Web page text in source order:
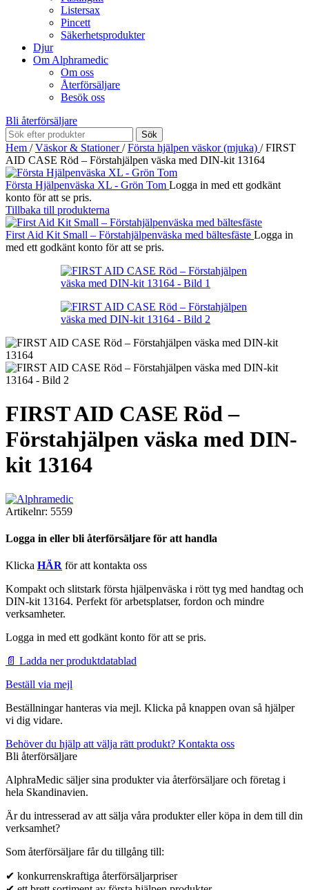
Listersax
Pincett
Säkerhetsprodukter
Djur
Om Alphramedic
Om oss
Återförsäljare
Besök oss
Bli återförsäljare
Sök
Hem / Väskor & Stationer/ Första hjälpen väskor (mjuka) / FIRST
AID CASE Röd – Förstahjälpen väska med DIN-kit 13164
Första Hjälpenväska XL - Grön Tom Logga in med ett godkänt
konto för att se pris.
Tillbaka till produkterna
First Aid Kit Small – Förstahjälpenväska med bältesfäste Logga in
med ett godkänt konto för att se pris.
FIRST AID CASE Röd –
Förstahjälpen väska med DIN-
kit 13164
Artikelnr: 5559
Logga in eller bli återförsäljare för att handla
Klicka HÄR för att kontakta oss
Kompakt och slitstark första hjälpenväska i rött tyg med handtag och
DIN-kit 13164. Perfekt för arbetsplatser, fordon och mindre
verksamheter.
Logga in med ett godkänt konto för att se pris.
📄 Ladda ner produktdatablad
Beställ via mejl
Beställningar hanteras via mejl. Klicka på knappen ovan så hjälper
vi dig vidare.
Behöver du hjälp att välja rätt produkt? Kontakta oss
Bli återförsäljare
AlphraMedic säljer sina produkter via återförsäljare och företag i
hela Skandinavien.
Är du intresserad av att sälja våra produkter eller köpa in dem till din
verksamhet?
Som återförsäljare får du tillgång till:
✔ konkurrenskraftiga återförsäljarpriser